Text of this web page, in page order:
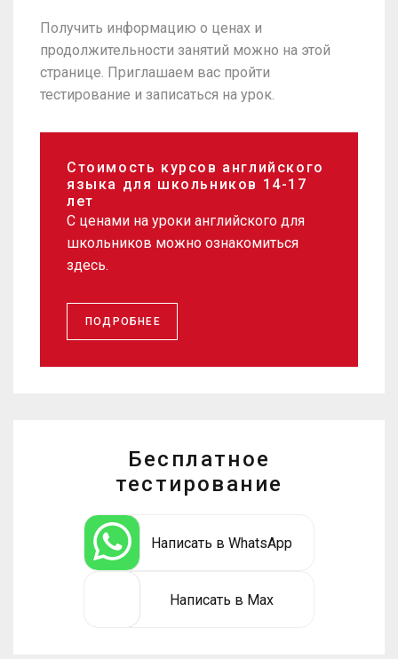
Получить информацию о ценах и
продолжительности занятий можно на этой
странице. Приглашаем вас пройти
тестирование и записаться на урок.
Стоимость курсов английского
языка для школьников 14-17
лет
С ценами на уроки английского для
школьников можно ознакомиться
здесь.
ПОДРОБНЕЕ
Бесплатное
тестирование
Написать в WhatsApp
Написать в Max